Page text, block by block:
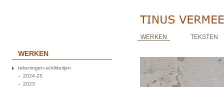
WERKEN TEKSTEN
WERKEN
tekeningen-schilderijen
2024-25
2023